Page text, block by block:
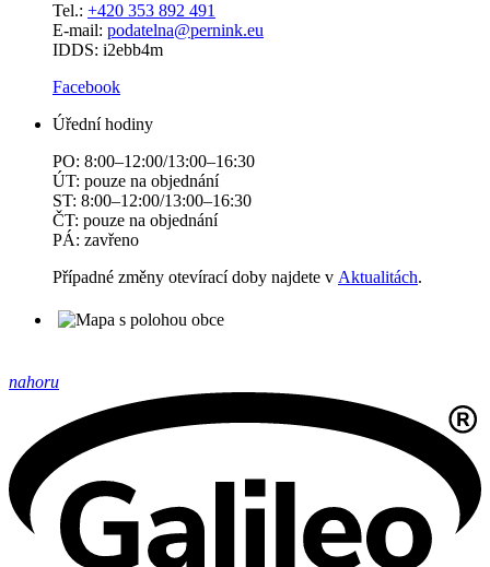
Tel.: +420 353 892 491
E-mail: podatelna@pernink.eu
IDDS: i2ebb4m
Facebook
Úřední hodiny
PO: 8:00–12:00/13:00–16:30
ÚT: pouze na objednání
ST: 8:00–12:00/13:00–16:30
ČT: pouze na objednání
PÁ: zavřeno
Případné změny otevírací doby najdete v Aktualitách.
nahoru